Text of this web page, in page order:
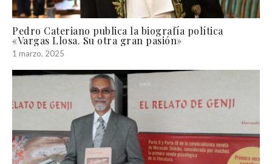
Pedro Cateriano publica la biografía política
«Vargas Llosa. Su otra gran pasión»
1 marzo, 2025